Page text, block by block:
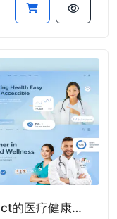
ProHealth - 基于Laravel + React的医疗健康行业CMS